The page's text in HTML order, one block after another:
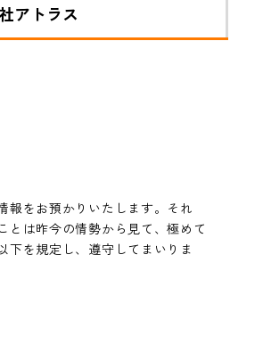
アトラス
報をお預かりいたします。それ
とは昨今の情勢から見て、極めて
下を規定し、遵守してまいりま